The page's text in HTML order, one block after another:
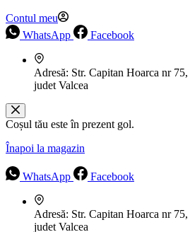
Contul meu
WhatsApp
Facebook
Adresă: Str. Capitan Hoarca nr
judet Valcea
Coșul tău este în prezent gol.
Înapoi la magazin
WhatsApp Facebook
Adresă: Str. Capitan Hoarca nr
judet Valcea